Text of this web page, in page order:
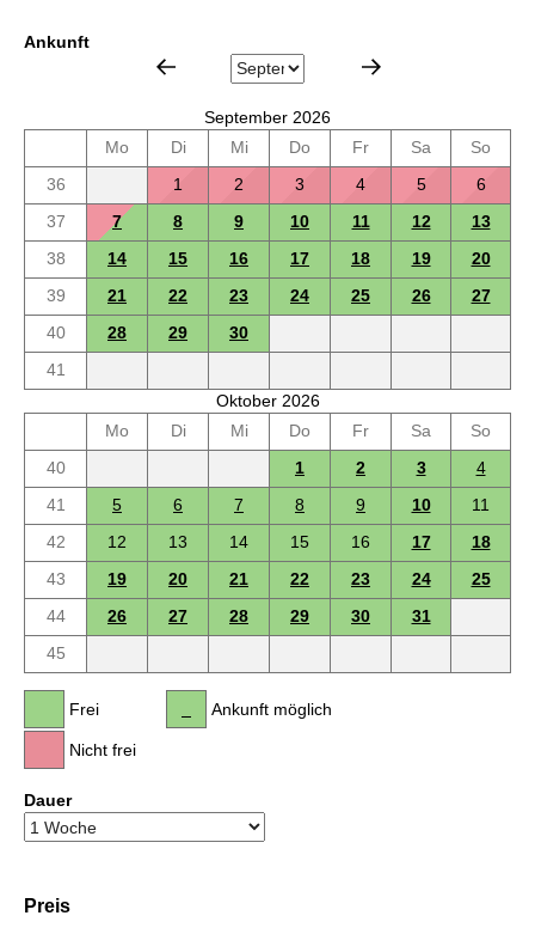
Ankunft
September 2026
Mo
Di Mi Do Fr Sa
So
36
1 2 3 4 5
6
37
7 8 9 10 11 12
13
38
14 15 16 17 18 19
20
39
21 22 23 24 25 26
27
40
28 29
30
41
Oktober 2026
Mo
Di Mi Do Fr Sa
So
40
1 2 3
4
41
5 6 7 8 9 10
11
42
12 13 14 15 16 17
18
43
19 20 21 22 23 24
25
44
26 27 28 29 30
31
45
Frei
Nicht frei
Ankunft möglich
Dauer
Preis